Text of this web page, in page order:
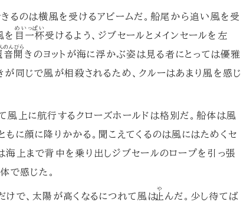
るのは横風を受けるアビームだ。船尾から追い風を受
を 目一杯
めいっぱい
受けるよう、ジブセールとメインセールを左
音開
のんびら
きのヨットが海に浮かぶ姿は見る者にとっては優雅
同じで風が相殺されるため、クルーはあまり風を感じ
上に航行するクローズホールドは格別だ。船体は風
もに顔に降りかかる。聞こえてくるのは風にはためくセ
海上まで背中を乗り出しジブセールのロープを引っ張
で感じた。
で、太陽が高くなるにつれて風は止
や
んだ。少し待てば